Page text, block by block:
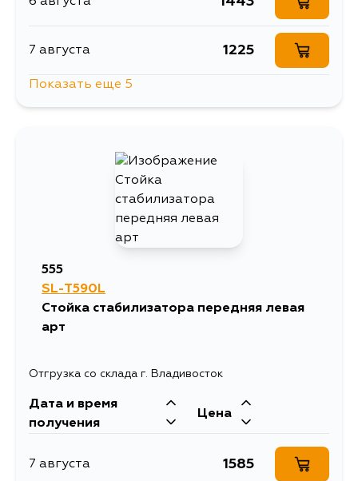
7 августа 1225
1534
12 августа
Показать еще 5
555
SL-T590L
Стойка стабилизатора передняя левая
арт
Отгрузка со склада г. Владивосток
Дата и время
получения
Цена
7 августа 1585